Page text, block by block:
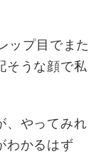
ップ目でまた
そうな顔で私
やってみれ
わかるはず